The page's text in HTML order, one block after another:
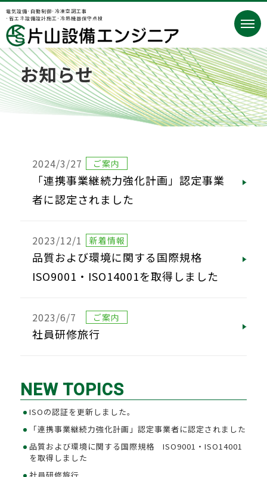
電気設備･自動制御･冷凍空調工事
･省エネ設備設計施工･冷熱機器保守点検
お知らせ
2024/3/27 ご案内
「連携事業継続力強化計画」認定事業
者に認定されました
2023/12/1 新着情報
品質および環境に関する国際規格
ISO9001・ISO14001を取得しました
2023/6/7 ご案内
社員研修旅行
NEW TOPICS
ISOの認証を更新しました。
「連携事業継続力強化計画」認定事業者に認定されました
品質および環境に関する国際規格 ISO9001・ISO14001
を取得しました